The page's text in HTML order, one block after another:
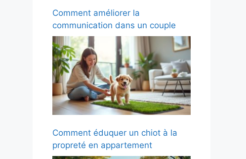
Comment améliorer la
communication dans un couple
Comment éduquer un chiot à la
propreté en appartement